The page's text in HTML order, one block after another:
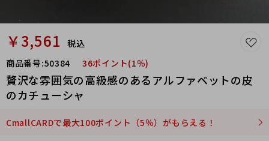
￥3,561
税込
商品番号:50384 36ポイント(1％)
贅沢な雰囲気の高級感のあるアルファベットの皮
のカチューシャ
CmallCARDで最大100ポイント（5％）がもらえる！